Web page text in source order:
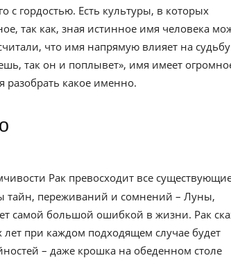
с гордостью. Есть культуры, в которых
так как, зная истинное имя человека
что имя напрямую влияет на судьбу
так он и поплывет», имя имеет
разобрать какое именно.
Рак превосходит все
тайн, переживаний и сомнений – Луны,
самой большой ошибкой в жизни. Рак
при каждом подходящем случае будет
– даже крошка на обеденном столе